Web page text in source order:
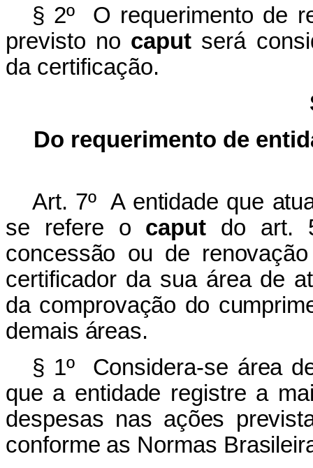
§ 2º O requerimento de
previsto no caput será
da certificação.
Do requerimento de
Art. 7º A entidade que
se refere o caput do art.
concessão ou de
certificador da sua área de
da comprovação do
demais áreas.
§ 1º Considera-se área
que a entidade registre a
despesas nas ações
conforme as Normas